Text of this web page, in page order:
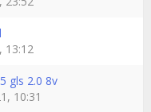
13:12
gls 2.0 8v
10:31